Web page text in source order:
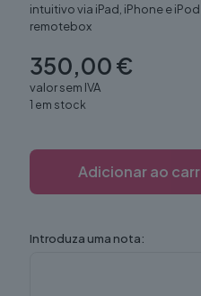
intuitivo via iPad, iPhone e
remotebox
350,00€
valor sem IVA
1 em stock
Adicionar ao
Introduza uma nota: